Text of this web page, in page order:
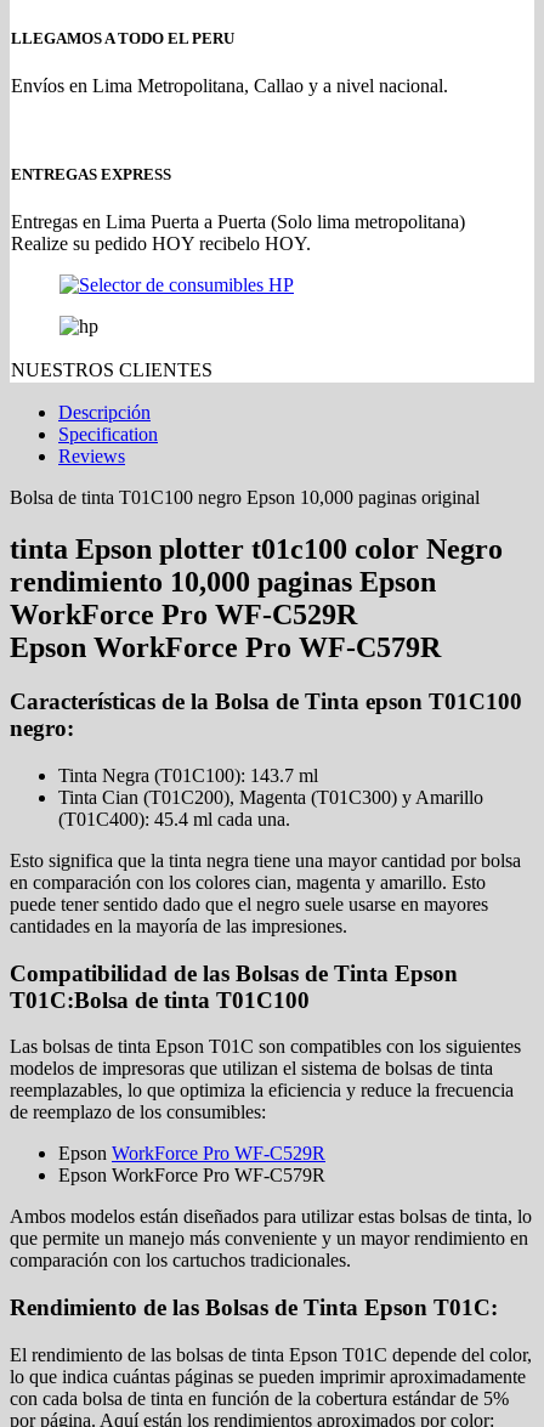
LLEGAMOS A TODO EL PERU
Envíos en Lima Metropolitana, Callao y a nivel nacional.
ENTREGAS EXPRESS
Entregas en Lima Puerta a Puerta (Solo lima metropolitana)
Realize su pedido HOY recibelo HOY.
NUESTROS CLIENTES
Descripción
Specification
Reviews
Bolsa de tinta T01C100 negro Epson 10,000 paginas original
tinta Epson plotter t01c100 color Negro
rendimiento 10,000 paginas Epson
WorkForce Pro WF-C529R
Epson WorkForce Pro WF-C579R
Características de la Bolsa de Tinta epson T01C100
negro:
Tinta Negra (T01C100): 143.7 ml
Tinta Cian (T01C200), Magenta (T01C300) y Amarillo
(T01C400): 45.4 ml cada una.
Esto significa que la tinta negra tiene una mayor cantidad por bolsa
en comparación con los colores cian, magenta y amarillo. Esto
puede tener sentido dado que el negro suele usarse en mayores
cantidades en la mayoría de las impresiones.
Compatibilidad de las Bolsas de Tinta Epson
T01C:Bolsa de tinta T01C100
Las bolsas de tinta Epson T01C son compatibles con los siguientes
modelos de impresoras que utilizan el sistema de bolsas de tinta
reemplazables, lo que optimiza la eficiencia y reduce la frecuencia
de reemplazo de los consumibles:
Epson WorkForce Pro WF-C529R
Epson WorkForce Pro WF-C579R
Ambos modelos están diseñados para utilizar estas bolsas de tinta, lo
que permite un manejo más conveniente y un mayor rendimiento en
comparación con los cartuchos tradicionales.
Rendimiento de las Bolsas de Tinta Epson T01C:
El rendimiento de las bolsas de tinta Epson T01C depende del color,
lo que indica cuántas páginas se pueden imprimir aproximadamente
con cada bolsa de tinta en función de la cobertura estándar de 5%
por página. Aquí están los rendimientos aproximados por color: